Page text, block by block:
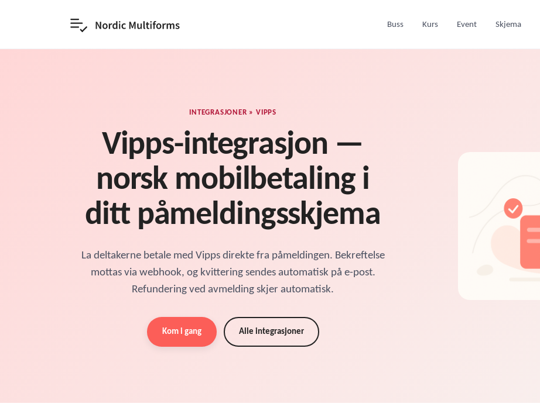
Buss Kurs Event Skjema
INTEGRASJONER » VIPPS
Vipps-integrasjon —
norsk mobilbetaling i
ditt påmeldingsskjema
La deltakerne betale med Vipps direkte fra påmeldingen. Bekreftelse
mottas via webhook, og kvittering sendes automatisk på e-post.
Refundering ved avmelding skjer automatisk.
Kom i gang Alle integrasjoner